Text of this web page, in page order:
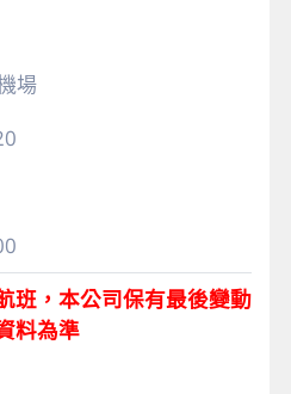
場
班，本公司保有最後變動
料為準